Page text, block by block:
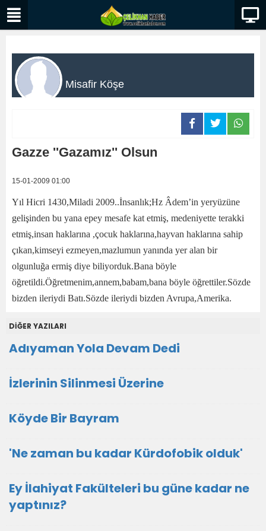
Misafir Köşe
Gazze ''Gazamız'' Olsun
15-01-2009 01:00
Yıl Hicri 1430,Miladi 2009..İnsanlık;Hz Âdem’in yeryüzüne
gelişinden bu yana epey mesafe kat etmiş, medeniyette terakki
etmiş,insan haklarına ,çocuk haklarına,hayvan haklarına sahip
çıkan,kimseyi ezmeyen,mazlumun yanında yer alan bir
olgunluğa ermiş diye biliyorduk.Bana böyle
öğretildi.Öğretmenim,annem,babam,bana böyle öğrettiler.Sözde
bizden ileriydi Batı.Sözde ileriydi bizden Avrupa,Amerika.
DİĞER YAZILARI
Adıyaman Yola Devam Dedi
İzlerinin Silinmesi Üzerine
Köyde Bir Bayram
'Ne zaman bu kadar Kürdofobik olduk'
Ey İlahiyat Fakülteleri bu güne kadar ne
yaptınız?